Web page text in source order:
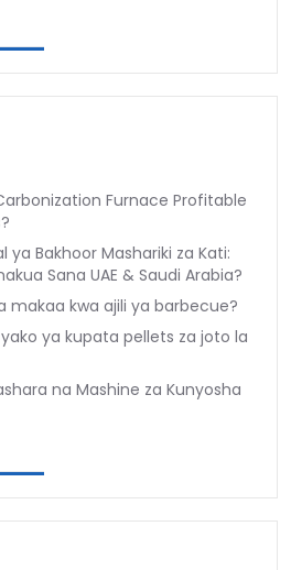
Furnace Profitable
ya Bakhoor Mashariki za Kati:
Sana UAE & Saudi Arabia?
makaa kwa ajili ya barbecue?
ya kupata pellets za joto la
na Mashine za Kunyosha